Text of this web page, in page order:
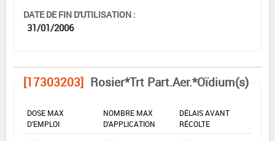
DATE DE FIN D'UTILISATION :
31/01/2006
[17303203] Rosier*Trt Part.Aer.*Oïdium(s)
DOSE MAX
D'EMPLOI
NOMBRE MAX
D'APPLICATION
DÉLAIS AVANT
RÉCOLTE